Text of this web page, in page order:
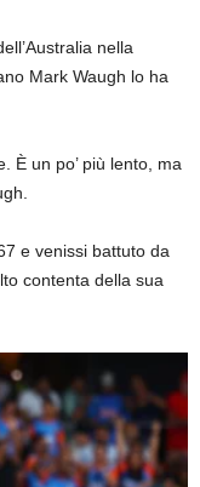
nella
Mark Waugh lo ha
È un po’ più lento, ma
e venissi battuto da
contenta della sua